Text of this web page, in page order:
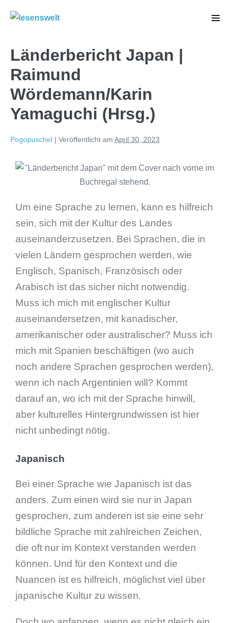
Länderbericht Japan |
Raimund
Wördemann/Karin
Yamaguchi (Hrsg.)
Pogopuschel | Veröffentlicht am April 30, 2023
Um eine Sprache zu lernen, kann es hilfreich
sein, sich mit der Kultur des Landes
auseinanderzusetzen. Bei Sprachen, die in
vielen Ländern gesprochen werden, wie
Englisch, Spanisch, Französisch oder
Arabisch ist das sicher nicht notwendig.
Muss ich mich mit englischer Kultur
auseinandersetzen, mit kanadischer,
amerikanischer oder australischer? Muss ich
mich mit Spanien beschäftigen (wo auch
noch andere Sprachen gesprochen werden),
wenn ich nach Argentinien will? Kommt
darauf an, wo ich mit der Sprache hinwill,
aber kulturelles Hintergrundwissen ist hier
nicht unbedingt nötig.
Japanisch
Bei einer Sprache wie Japanisch ist das
anders. Zum einen wird sie nur in Japan
gesprochen, zum anderen ist sie eine sehr
bildliche Sprache mit zahlreichen Zeichen,
die oft nur im Kontext verstanden werden
können. Und für den Kontext und die
Nuancen ist es hilfreich, möglichst viel über
japanische Kultur zu wissen.